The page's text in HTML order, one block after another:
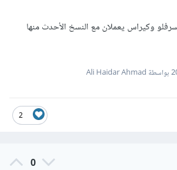
وكيراس يعملان مع النسخ الأحدث منها
بواسطة Ali Haidar Ahmad
2
0